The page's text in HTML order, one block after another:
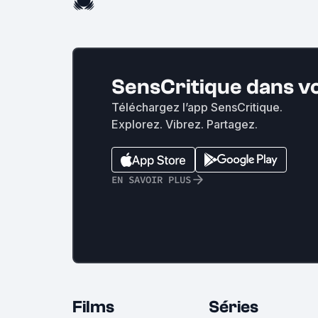
SensCritique dans
Téléchargez l’app SensCritique.
Explorez. Vibrez. Partagez.
EN SAVOIR PLUS
Films Séries